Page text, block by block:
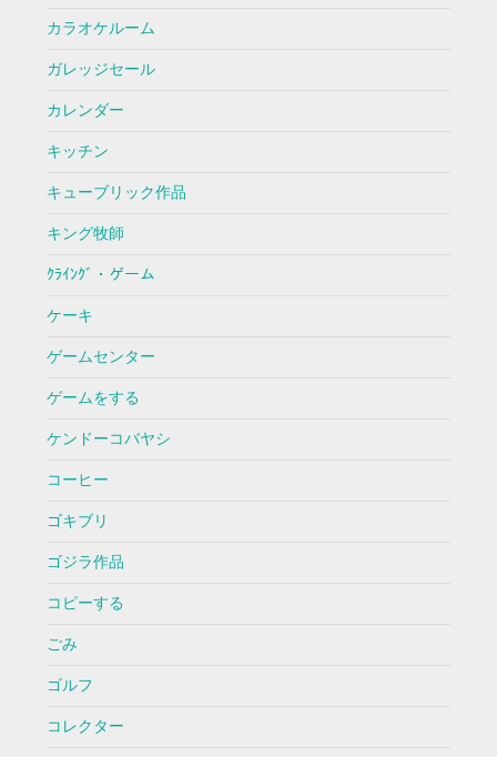
カラオケルーム
ガレッジセール
カレンダー
キッチン
キューブリック作品
キング牧師
ｸﾗｲﾝｸﾞ・ゲーム
ケーキ
ゲームセンター
ゲームをする
ケンドーコバヤシ
コーヒー
ゴキブリ
ゴジラ作品
コピーする
ごみ
ゴルフ
コレクター